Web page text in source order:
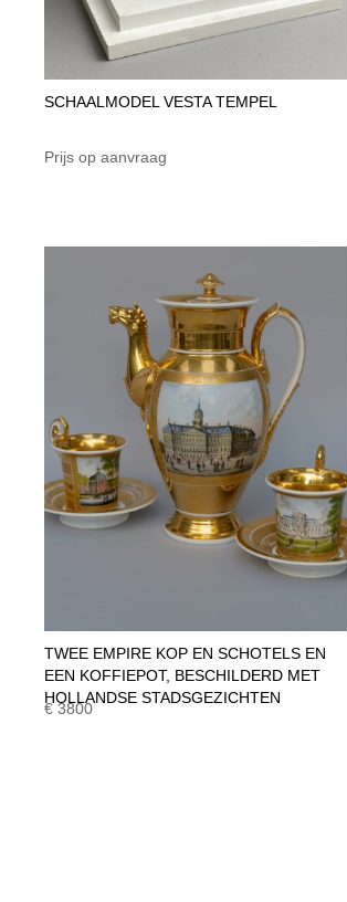
SCHAALMODEL VESTA TEMPEL
Prijs op aanvraag
TWEE EMPIRE KOP EN SCHOTELS EN
EEN KOFFIEPOT, BESCHILDERD MET
HOLLANDSE STADSGEZICHTEN
€ 3800